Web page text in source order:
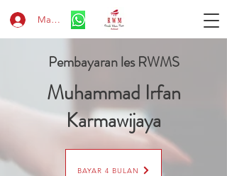
Masuk
Pembayaran les RWMS
Muhammad Irfan
Karmawijaya
BAYAR 4 BULAN